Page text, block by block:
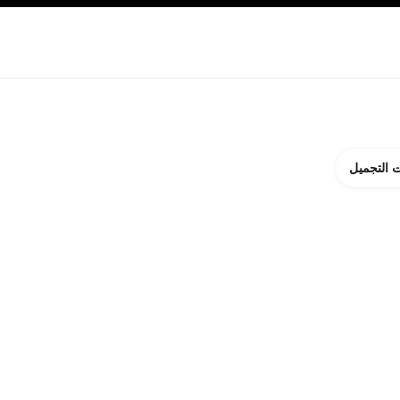
التجميل